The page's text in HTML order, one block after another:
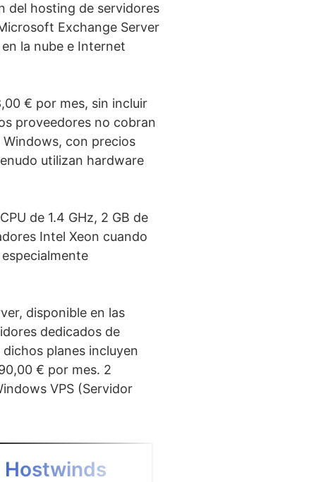
del hosting de servidores
Exchange Server
la nube e Internet
€ por mes, sin incluir
proveedores no cobran
con precios
utilizan hardware
de 1.4 GHz, 2 GB de
Intel Xeon cuando
disponible en las
dedicados de
planes incluyen
€ por mes. 2
VPS (Servidor
Hostwinds